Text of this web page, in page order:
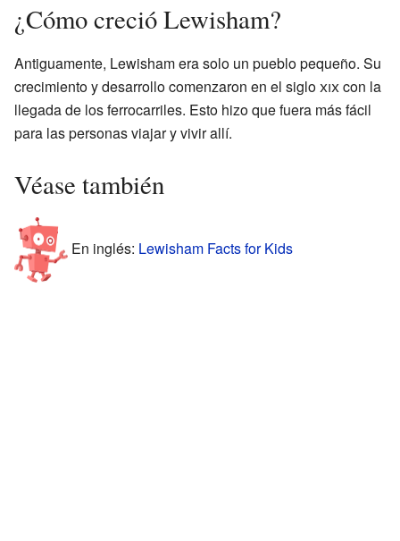
¿Cómo creció Lewisham?
Antiguamente, Lewisham era solo un pueblo pequeño. Su
crecimiento y desarrollo comenzaron en el sigloxixcon la
llegada de los ferrocarriles. Esto hizo que fuera más fácil
para las personas viajar y vivir allí.
Véase también
En inglés: Lewisham Facts for Kids